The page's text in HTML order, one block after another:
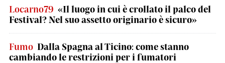
Locarno79 «Il luogo in cui è crollato il palco del
Festival? Nel suo assetto originario è sicuro»
Fumo Dalla Spagna al Ticino: come stanno
cambiando le restrizioni per i fumatori